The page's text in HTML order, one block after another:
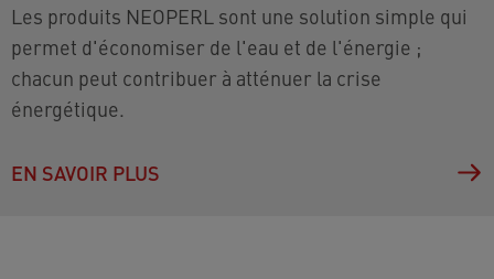
Les produits NEOPERL sont une solution simple qui
permet d'économiser de l'eau et de l'énergie ;
chacun peut contribuer à atténuer la crise
énergétique.
EN SAVOIR PLUS